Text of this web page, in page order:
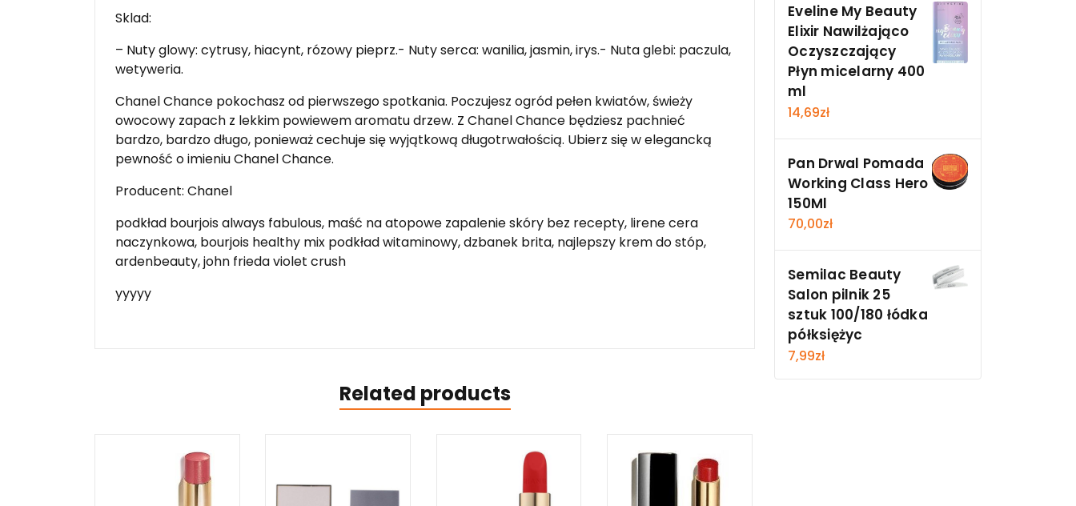
Sklad:
– Nuty glowy: cytrusy, hiacynt, rózowy pieprz.- Nuty serca: wanilia, jasmin, irys.- Nuta glebi: paczula,
wetyweria.
Chanel Chance pokochasz od pierwszego spotkania. Poczujesz ogród pełen kwiatów, świeży
owocowy zapach z lekkim powiewem aromatu drzew. Z Chanel Chance będziesz pachnieć
bardzo, bardzo długo, ponieważ cechuje się wyjątkową długotrwałością. Ubierz się w elegancką
pewność o imieniu Chanel Chance.
Producent: Chanel
podkład bourjois always fabulous, maść na atopowe zapalenie skóry bez recepty, lirene cera
naczynkowa, bourjois healthy mix podkład witaminowy, dzbanek brita, najlepszy krem do stóp,
ardenbeauty, john frieda violet crush
yyyyy
Related products
Eveline My Beauty
Elixir Nawilżająco
Oczyszczający
Płyn micelarny 400
ml
14,69zł
Pan Drwal Pomada
Working Class Hero
150Ml
70,00zł
Semilac Beauty
Salon pilnik 25
sztuk 100/180 łódka
półksiężyc
7,99zł